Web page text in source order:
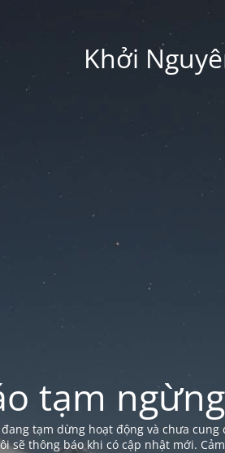
Khởi
tạm
tạm dừng hoạt động và chưa
sẽ thông báo khi có cập nhật mới.